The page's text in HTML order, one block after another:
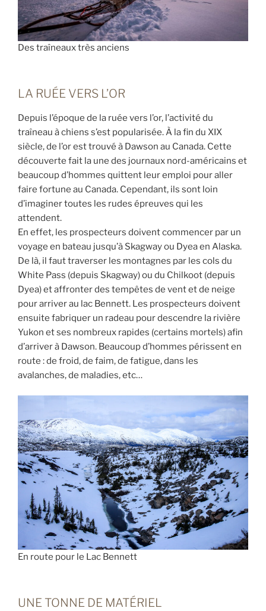
Des traîneaux très anciens
LA RUÉE VERS L’OR
Depuis l’époque de la ruée vers l’or, l’activité du
traîneau à chiens s’est popularisée. À la fin du XIX
siècle, de l’or est trouvé à Dawson au Canada. Cette
découverte fait la une des journaux nord-américains et
beaucoup d’hommes quittent leur emploi pour aller
faire fortune au Canada. Cependant, ils sont loin
d’imaginer toutes les rudes épreuves qui les
attendent.
En effet, les prospecteurs doivent commencer par un
voyage en bateau jusqu’à Skagway ou Dyea en Alaska.
De là, il faut traverser les montagnes par les cols du
White Pass (depuis Skagway) ou du Chilkoot (depuis
Dyea) et affronter des tempêtes de vent et de neige
pour arriver au lac Bennett. Les prospecteurs doivent
ensuite fabriquer un radeau pour descendre la rivière
Yukon et ses nombreux rapides (certains mortels) afin
d’arriver à Dawson. Beaucoup d’hommes périssent en
route : de froid, de faim, de fatigue, dans les
avalanches, de maladies, etc…
En route pour le Lac Bennett
UNE TONNE DE MATÉRIEL